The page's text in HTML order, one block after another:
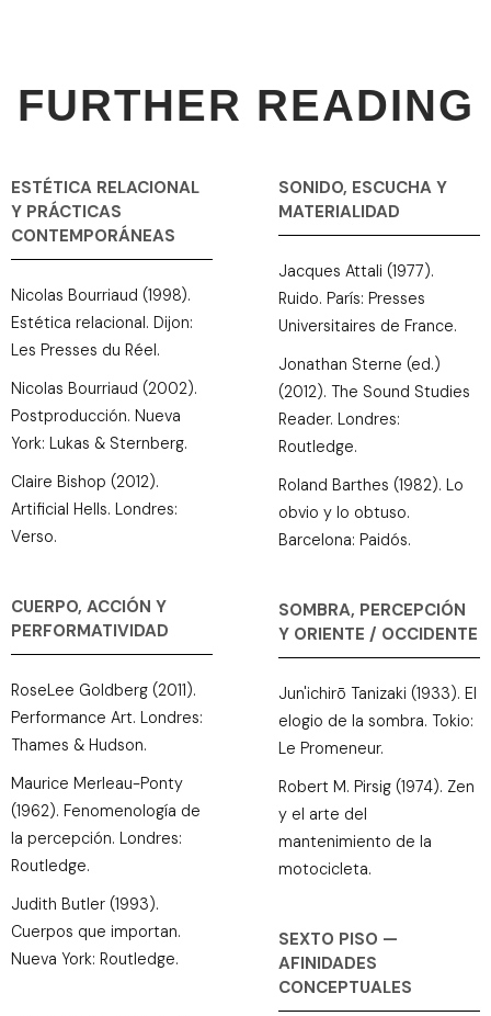
FURTHER READING
ESTÉTICA RELACIONAL
Y PRÁCTICAS
CONTEMPORÁNEAS
Nicolas Bourriaud (1998).
Estética relacional. Dijon:
Les Presses du Réel.
Nicolas Bourriaud (2002).
Postproducción. Nueva
York: Lukas & Sternberg.
Claire Bishop (2012).
Artificial Hells. Londres:
Verso.
CUERPO, ACCIÓN Y
PERFORMATIVIDAD
RoseLee Goldberg (2011).
Performance Art. Londres:
Thames & Hudson.
Maurice Merleau-Ponty
(1962). Fenomenología de
la percepción. Londres:
Routledge.
Judith Butler (1993).
Cuerpos que importan.
Nueva York: Routledge.
SONIDO, ESCUCHA Y
MATERIALIDAD
Jacques Attali (1977).
Ruido. París: Presses
Universitaires de France.
Jonathan Sterne (ed.)
(2012). The Sound Studies
Reader. Londres:
Routledge.
Roland Barthes (1982). Lo
obvio y lo obtuso.
Barcelona: Paidós.
SOMBRA, PERCEPCIÓN
Y ORIENTE / OCCIDENTE
Jun'ichirō Tanizaki (1933). El
elogio de la sombra. Tokio:
Le Promeneur.
Robert M. Pirsig (1974). Zen
y el arte del
mantenimiento de la
motocicleta.
SEXTO PISO —
AFINIDADES
CONCEPTUALES